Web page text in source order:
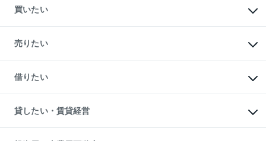
買いたい
新築・分譲マンションの購入
中古マンションの購入
一戸建ての購入
中古一戸建ての購入
不動産購入の流れ
注目キーワード物件特集
購入ガイド
売りたい
一戸建ての売却・査定
土地の売却・査定
スピードAI査定
不動産査定について
不動産売却の流れ
借りたい
オフィス・店舗の賃貸
借りるときの流れ
借りるガイド
貸したい・賃貸経営